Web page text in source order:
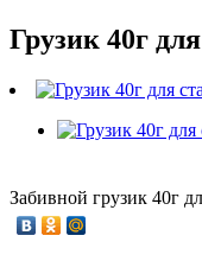
Грузик 40г
Забивной грузик 40г